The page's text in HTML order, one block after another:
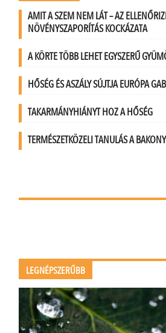
AMIT A SZEM NEM LÁT – AZ
NÖVÉNYSZAPORÍTÁS KOCKÁZATA
A KÖRTE TÖBB LEHET EGYSZERŰ
HŐSÉG ÉS ASZÁLY SÚJTJA EURÓPA
TAKARMÁNYHIÁNYT HOZ A HŐSÉG
TERMÉSZETKÖZELI TANULÁS A
LEGNÉPSZERŰBB